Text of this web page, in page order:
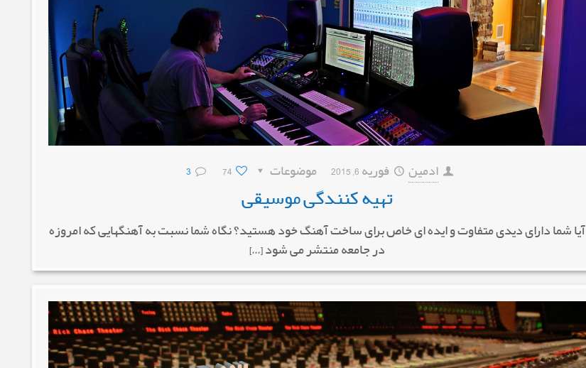
ادمین فوریه 6, 2015 موضوعات 74
3
تهیه کنندگی موسیقی
آیا شما دارای دیدی متفاوت و ایده ای خاص برای ساخت آهنگ خود هستید؟ نگاه شما نسبت به آهنگهایی که امروزه
در جامعه منتشر می شود […]